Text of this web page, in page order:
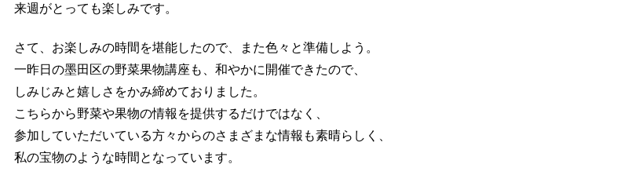
来週がとっても楽しみです。
さて、お楽しみの時間を堪能したので、また色々と準備しよう。
一昨日の墨田区の野菜果物講座も、和やかに開催できたので、
しみじみと嬉しさをかみ締めておりました。
こちらから野菜や果物の情報を提供するだけではなく、
参加していただいている方々からのさまざまな情報も素晴らしく、
私の宝物のような時間となっています。